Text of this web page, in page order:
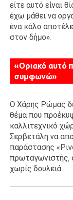
είτε αυτό είναι
έχω μάθει να
ένα κάλο
στον δήμο».
«Οριακό αυτό
συμφωνώ»
Ο Χάρης Ρώμας
θέμα που
καλλιτεχνικό
Σερβετάλη να
παράστασης
πρωταγωνιστής,
χωρίς δουλειά.